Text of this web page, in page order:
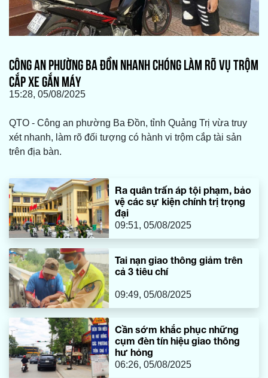
CÔNG AN PHƯỜNG BA ĐỒN NHANH CHÓNG LÀM RÕ VỤ TRỘM
CẮP XE GẮN MÁY
15:28, 05/08/2025
QTO - Công an phường Ba Đồn, tỉnh Quảng Trị vừa truy
xét nhanh, làm rõ đối tượng có hành vi trộm cắp tài sản
trên địa bàn.
Ra quân trấn áp tội phạm, bảo
vệ các sự kiện chính trị trọng
đại
09:51, 05/08/2025
Tai nạn giao thông giảm trên
cả 3 tiêu chí
09:49, 05/08/2025
Cần sớm khắc phục những
cụm đèn tín hiệu giao thông
hư hỏng
06:26, 05/08/2025